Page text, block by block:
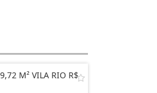
M² VILA RIO R$